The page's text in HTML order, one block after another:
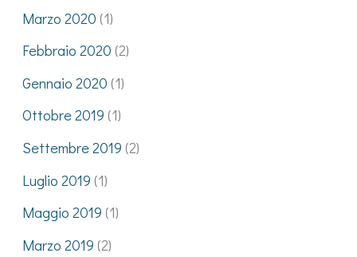
Marzo 2020 (1)
Febbraio 2020 (2)
Gennaio 2020 (1)
Ottobre 2019 (1)
Settembre 2019 (2)
Luglio 2019 (1)
Maggio 2019 (1)
Marzo 2019 (2)